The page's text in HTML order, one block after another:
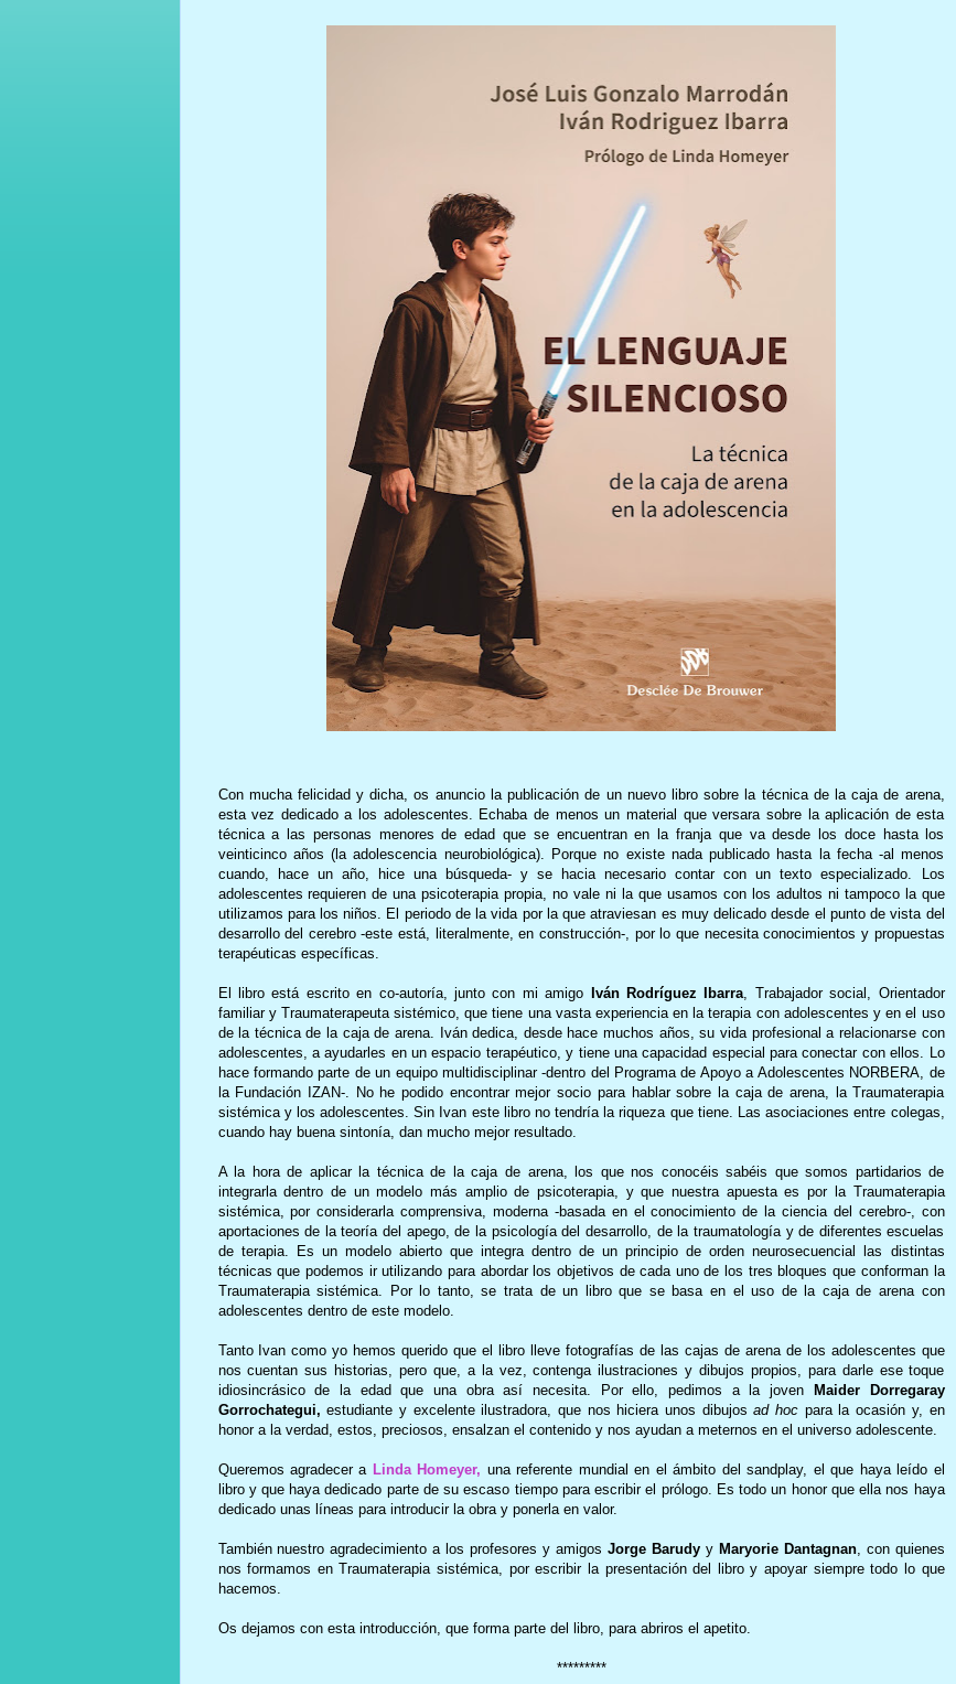
Con mucha felicidad y dicha, os anuncio la publicación de un nuevo libro sobre la técnica de la caja de arena,
esta vez dedicado a los adolescentes. Echaba de menos un material que versara sobre la aplicación de esta
técnica a las personas menores de edad que se encuentran en la franja que va desde los doce hasta los
veinticinco años (la adolescencia neurobiológica). Porque no existe nada publicado hasta la fecha -al menos
cuando, hace un año, hice una búsqueda- y se hacia necesario contar con un texto especializado. Los
adolescentes requieren de una psicoterapia propia, no vale ni la que usamos con los adultos ni tampoco la que
utilizamos para los niños. El periodo de la vida por la que atraviesan es muy delicado desde el punto de vista del
desarrollo del cerebro -este está, literalmente, en construcción-, por lo que necesita conocimientos y propuestas
terapéuticas específicas.
El libro está escrito en co-autoría, junto con mi amigo Iván Rodríguez Ibarra , Trabajador social, Orientador
familiar y Traumaterapeuta sistémico, que tiene una vasta experiencia en la terapia con adolescentes y en el uso
de la técnica de la caja de arena. Iván dedica, desde hace muchos años, su vida profesional a relacionarse con
adolescentes, a ayudarles en un espacio terapéutico, y tiene una capacidad especial para conectar con ellos. Lo
hace formando parte de un equipo multidisciplinar -dentro del Programa de Apoyo a Adolescentes NORBERA, de
la Fundación IZAN-. No he podido encontrar mejor socio para hablar sobre la caja de arena, la Traumaterapia
sistémicay los adolescentes. Sin Ivan este libro no tendría la riqueza que tiene. Las asociaciones entre colegas,
cuando hay buena sintonía, dan mucho mejor resultado.
A la hora de aplicar la técnica de la caja de arena, los que nos conocéis sabéis que somos partidarios de
integrarla dentro de un modelo más amplio de psicoterapia, y que nuestra apuesta es por la Traumaterapia
sistémica, por considerarla comprensiva, moderna -basada en el conocimiento de la ciencia del cerebro-, con
aportaciones de la teoría del apego, de la psicología del desarrollo, de la traumatología y de diferentes escuelas
de terapia. Es un modelo abierto que integra dentro de un principio de orden neurosecuencial las distintas
técnicas que podemos ir utilizando para abordar los objetivos de cada uno de los tres bloques que conforman la
Traumaterapia sistémica . Por lo tanto, se trata de un libro que se basa en el uso de la caja de arena con
adolescentes dentro de este modelo.
Tanto Ivan como yo hemos querido que el libro lleve fotografías de las cajas de arena de los adolescentes que
nos cuentan sus historias, pero que, a la vez, contenga ilustraciones y dibujos propios, para darle ese toque
idiosincrásico de la edad que una obra así necesita. Por ello, pedimos a la joven Maider Dorregaray
Gorrochategui, estudiante y excelente ilustradora, que nos hiciera unos dibujosad hoc para la ocasión y, en
honor a la verdad, estos, preciosos, ensalzan el contenido y nos ayudan a meternos en el universo adolescente.
Queremos agradecer a Linda Homeyer, una referente mundial en el ámbito del sandplay, el que haya leído el
libro y que haya dedicado parte de su escaso tiempo para escribir el prólogo. Es todo un honor que ella nos haya
dedicado unas líneas para introducir la obra y ponerla en valor.
También nuestro agradecimiento a los profesores y amigos Jorge Barudyy Maryorie Dantagnan, con quienes
nos formamos en Traumaterapia sistémica , por escribir la presentación del libro y apoyar siempre todo lo que
hacemos.
Os dejamos con esta introducción, que forma parte del libro, para abriros el apetito.
*********